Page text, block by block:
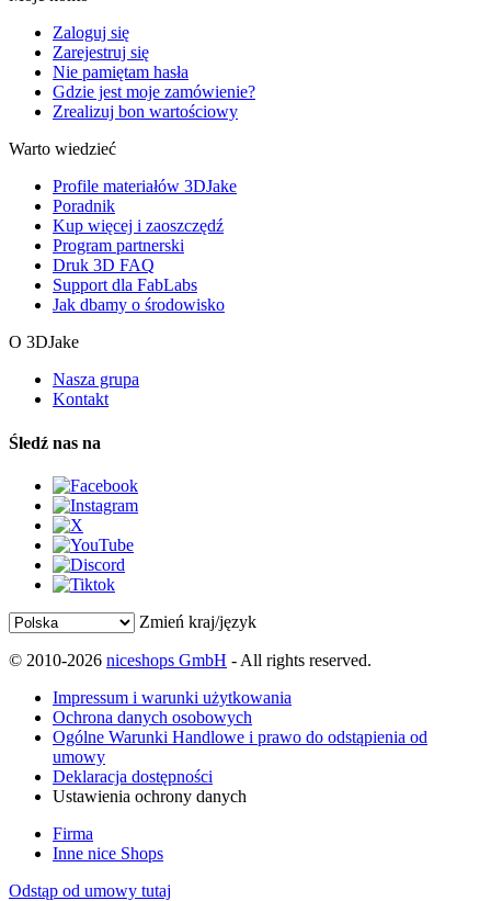
Zaloguj się
Zarejestruj się
Nie pamiętam hasła
Gdzie jest moje zamówienie?
Zrealizuj bon wartościowy
Warto wiedzieć
Profile materiałów 3DJake
Poradnik
Kup więcej i zaoszczędź
Program partnerski
Druk 3D FAQ
Support dla FabLabs
Jak dbamy o środowisko
O 3DJake
Nasza grupa
Kontakt
Śledź nas na
Zmień kraj/język
© 2010-2026 niceshops GmbH - All rights reserved.
Impressum i warunki użytkowania
Ochrona danych osobowych
Ogólne Warunki Handlowe i prawo do odstąpienia od
umowy
Deklaracja dostępności
Ustawienia ochrony danych
Firma
Inne nice Shops
Odstąp od umowy tutaj